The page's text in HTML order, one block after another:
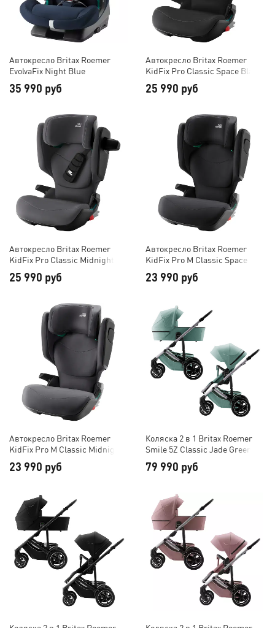
Автокресло Britax Roemer
EvolvaFix Night Blue
35 990 руб
Автокресло Britax Roemer
KidFix Pro Classic Space Black
25 990 руб
Автокресло Britax Roemer
KidFix Pro Classic Midnight
Grey
25 990 руб
Автокресло Britax Roemer
KidFix Pro M Classic Space
Black
23 990 руб
Автокресло Britax Roemer
KidFix Pro M Classic Midnight
Grey
23 990 руб
Коляска 2 в 1 Britax Roemer
Smile 5Z Classic Jade Green
79 990 руб